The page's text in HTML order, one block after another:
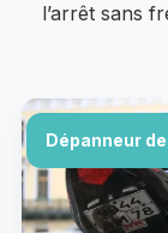
l’arrêt sans
Dépanneur